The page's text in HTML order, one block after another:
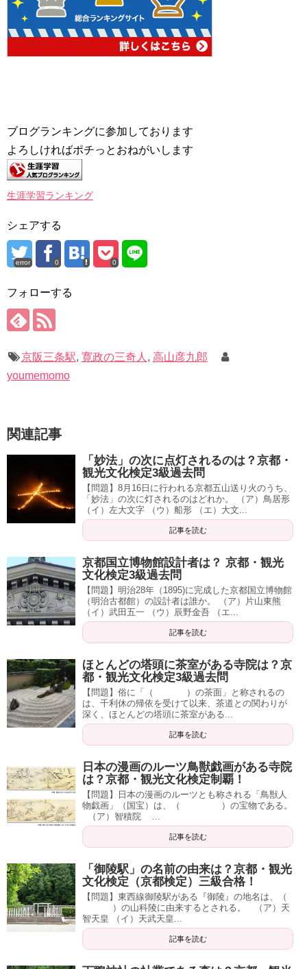
ブログランキングに参加しております
よろしければポチっとおねがいします
生涯学習ランキング
シェアする
error 0 0
フォローする
京阪三条駅, 寛政の三奇人 , 高山彦九郎
youmemomo
関連記事
「妙法」の次に点灯されるのは？京都・
観光文化検定3級過去問
【問題】8月16日に行われる京都五山送り火のうち、
「妙法」の次に灯されるのはどれか。 （ア）鳥居形
（イ）左大文字 （ウ）船形 （エ）大文...
記事を読む
京都国立博物館設計者は？ 京都・観光
文化検定3級過去問
【問題】明治28年（1895)に完成した京都国立博物館
（明治古都館）の設計者は誰か。 （ア）片山東熊
（イ）武田五一 （ウ）辰野金吾 （エ...
記事を読む
ほとんどの塔頭に茶室がある寺院は？京
都・観光文化検定3級過去問
【問題】俗に「（ ）の茶面」と称されるの
は、千利休の帰依を受けて以来、茶道との関わりが
深く、ほとんどの塔頭に茶室がある...
記事を読む
日本の漫画のルーツ鳥獣戯画がある寺院
は？京都・観光文化検定制覇！
【問題】日本の漫画のルーツとも称される「鳥獣人
物戯画」（国宝）は、（ ）の宝物である。
（ア）智積院 ...
記事を読む
「御陵駅」の名前の由来は？京都・観光
文化検定（京都検定）三級合格！
【問題】東西線御陵駅がある『御陵』の地名は、（
）の山科陵に由来するとされる。 （ア）天
智天皇 （イ）天武天皇...
記事を読む